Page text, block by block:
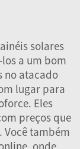
solares
a um bom
no atacado
lugar para
Eles
preços que
Você também
onde